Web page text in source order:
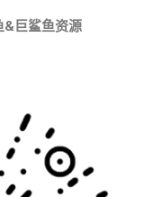
&巨鲨鱼资源